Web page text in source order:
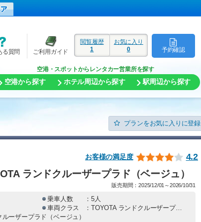
予約確認
閲覧履歴
1
お気に入り
0
る質問 ご利用ガイド
空港・スポットからレンタカー営業所を探す
空港から探す ホテル周辺から探す 駅周辺から探す
プランをお気に入りに登録
お客様の満足度 4.2
ランドクルーザープラド（ベージュ）
販売期間：2025/12/01～2026/10/31
乗車人数
：5人
車両クラス
：TOYOTA ランドクルーザープラド（ベージュ）
ルーザープラド（ベージュ）